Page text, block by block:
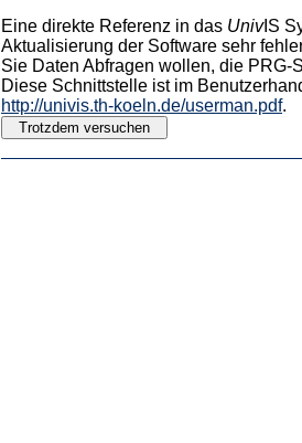
Eine direkte Referenz in das UnivIS
Aktualisierung der Software sehr
Sie Daten Abfragen wollen, die PRG-
Diese Schnittstelle ist im
http://univis.th-koeln.de/userman.pdf.